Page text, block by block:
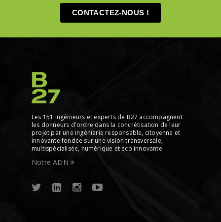
CONTACTEZ-NOUS !
Les 151 ingénieurs et experts de B27 accompagnent
les donneurs d'ordre dans la concrétisation de leur
projet par une ingénierie responsable, citoyenne et
innovante fondée sur une vision transversale,
multispécialisée, numérique et éco innovante.
Notre ADN